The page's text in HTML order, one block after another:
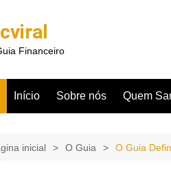
Financeiro
Início Sobre nós Quem
inicial O Guia O Guia